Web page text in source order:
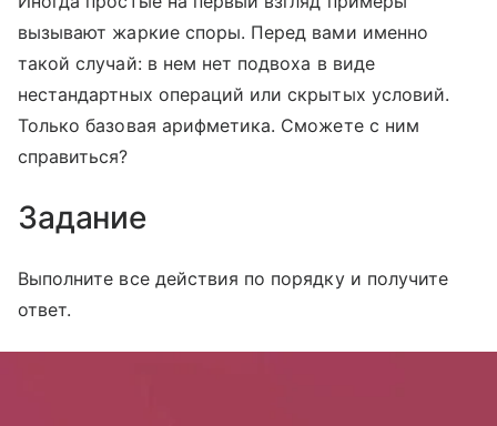
вызывают жаркие споры. Перед вами именно
такой случай: в нем нет подвоха в виде
нестандартных операций или скрытых условий.
Только базовая арифметика. Сможете с ним
справиться?
Задание
Выполните все действия по порядку и получите
ответ.